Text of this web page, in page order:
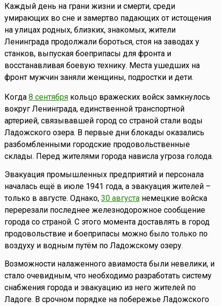
Каждый день на грани жизни и смерти, среди
умирающих во сне и замертво падающих от истощения
на улицах родных, близких, знакомых, жители
Ленинграда продолжали бороться, стоя на заводах у
станков, выпуская боеприпасы для фронта и
восстанавливая боевую технику. Места ушедших на
фронт мужчин заняли женщины, подростки и дети.
Когда 8 сентябрякольцо вражеских войск замкнулось
вокруг Ленинграда, единственной транспортной
артерией, связывавшей город со страной стали воды
Ладожского озера. В первые дни блокады оказались
разбомбленными городские продовольственные
склады. Перед жителями города нависла угроза голода.
Эвакуация промышленных предприятий и персонала
началась ещё в июле 1941 года, а эвакуация жителей –
только в августе. Однако, 30 августанемецкие войска
перерезали последнее железнодорожное сообщение
города со страной. С этого момента доставлять в город
продовольствие и боеприпасы можно было только по
воздуху и водным путём по Ладожскому озеру.
Возможности налаженного авиамоста были невелики, и
стало очевидным, что необходимо разработать систему
снабжения города и эвакуацию из него жителей по
Ладоге. В срочном порядке на побережье Ладожского